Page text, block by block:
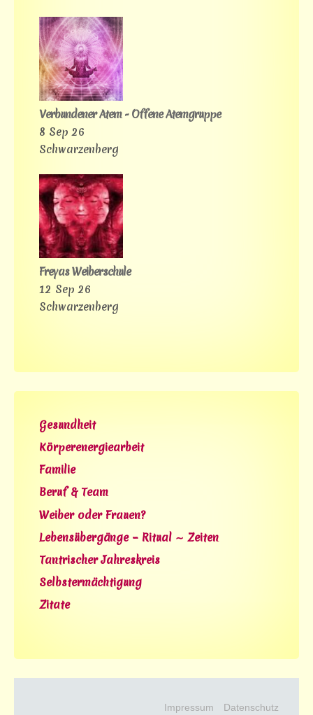
Verbundener Atem - Offene Atemgruppe
8 Sep 26
Schwarzenberg
Freyas Weiberschule
12 Sep 26
Schwarzenberg
Gesundheit
Körperenergiearbeit
Familie
Beruf & Team
Weiber oder Frauen?
Lebensübergänge – Ritual ∼ Zeiten
Tantrischer Jahreskreis
Selbstermächtigung
Zitate
Datenschutz
Impressum